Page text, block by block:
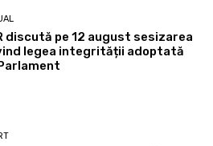
discută pe 12 august sesizarea
legea integrității adoptată